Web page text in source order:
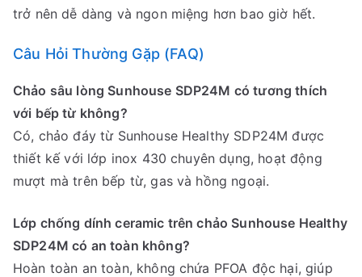
trở nên dễ dàng và ngon miệng hơn bao giờ hết.
Câu Hỏi Thường Gặp (FAQ)
Chảo sâu lòng Sunhouse SDP24M có tương thích
với bếp từ không?
Có, chảo đáy từ Sunhouse Healthy SDP24M được
thiết kế với lớp inox 430 chuyên dụng, hoạt động
mượt mà trên bếp từ, gas và hồng ngoại.
Lớp chống dính ceramic trên chảo Sunhouse Healthy
SDP24M có an toàn không?
Hoàn toàn an toàn, không chứa PFOA độc hại, giúp